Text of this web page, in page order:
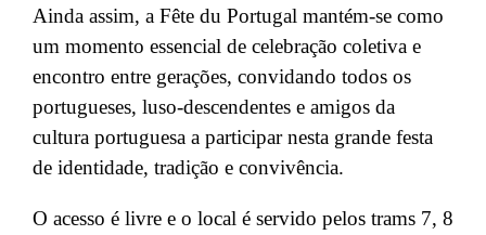
Ainda assim, a Fête du Portugal mantém-se como
um momento essencial de celebração coletiva e
encontro entre gerações, convidando todos os
portugueses, luso-descendentes e amigos da
cultura portuguesa a participar nesta grande festa
de identidade, tradição e convivência.
O acesso é livre e o local é servido pelos trams 7, 8